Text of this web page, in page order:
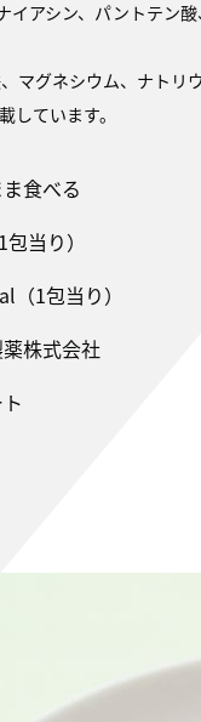
アシン、パントテン酸
グネシウム、ナトリウ
ています。
食べる
当り）
（1包当り）
株式会社